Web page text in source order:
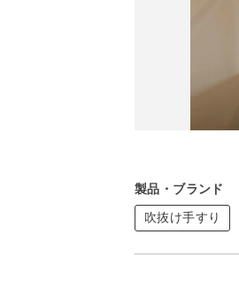
製品・ブランド
吹抜け手すり